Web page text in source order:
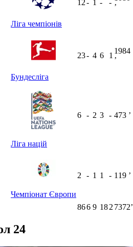
Ліга чемпіонів
12- 1 - -
ʼ
Бундесліга
23- 4 6 1
1984
ʼ
Ліга націй
6 - 2 3 - 473 ʼ
Чемпіонат Європи
2 - 1 1 - 119 ʼ
866 9 182 7372ʼ
24